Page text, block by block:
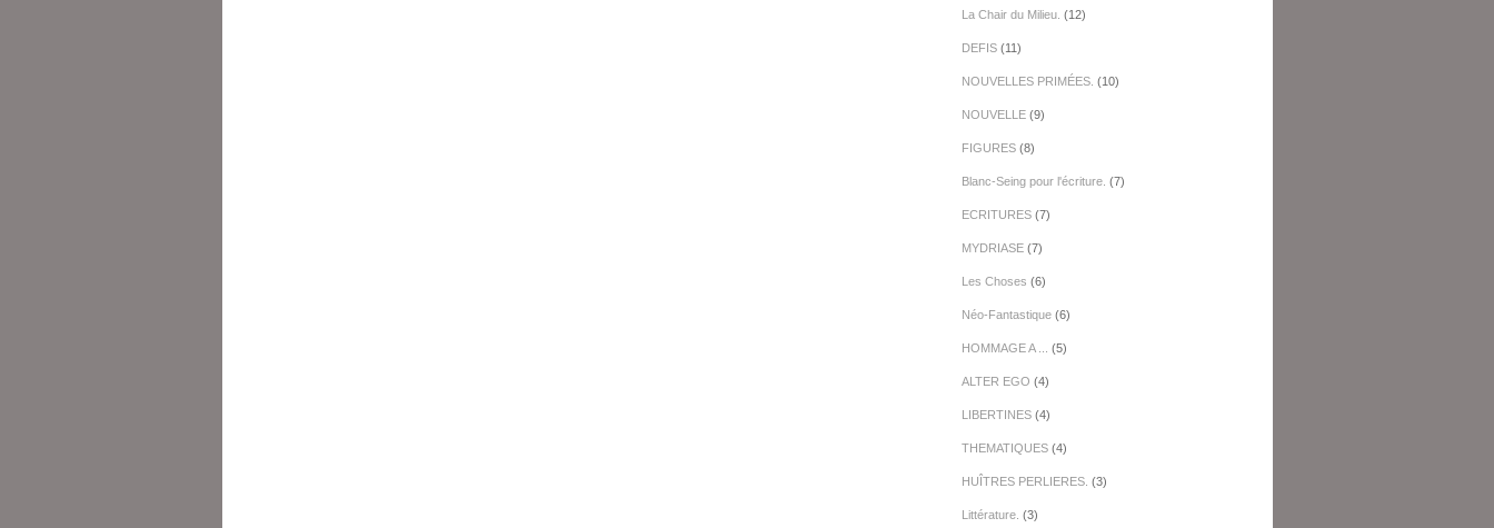
La Chair du Milieu. (12)
DEFIS(11)
NOUVELLES PRIMÉES. (10)
NOUVELLE(9)
FIGURES(8)
Blanc-Seing pour l'écriture. (7)
ECRITURES(7)
MYDRIASE(7)
Les Choses (6)
Néo-Fantastique(6)
HOMMAGE A ... (5)
ALTER EGO (4)
LIBERTINES(4)
THEMATIQUES(4)
HUÎTRES PERLIERES. (3)
Littérature. (3)